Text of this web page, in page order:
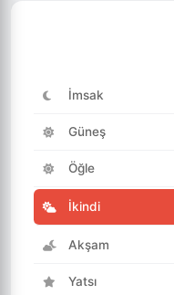
İmsak
Güneş
Öğle
İkindi
Akşam
Yatsı